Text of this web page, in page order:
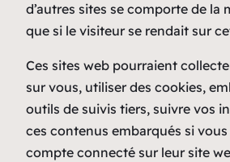
d’autres sites se comporte de la
que si le visiteur se rendait sur
Ces sites web pourraient
sur vous, utiliser des cookies,
outils de suivis tiers, suivre vos
ces contenus embarqués si vous
compte connecté sur leur site